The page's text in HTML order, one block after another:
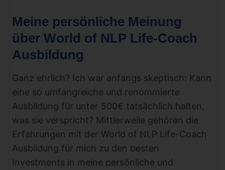
Meine persönliche Meinung
über World of NLP Life-Coach
Ausbildung
Ganz ehrlich? Ich war anfangs skeptisch: Kann
eine so umfangreiche und renommierte
Ausbildung für unter 500€ tatsächlich halten,
was sie verspricht? Mittlerweile gehören die
Erfahrungen mit der World of NLP Life-Coach
Ausbildung für mich zu den besten
Investments in meine persönliche und